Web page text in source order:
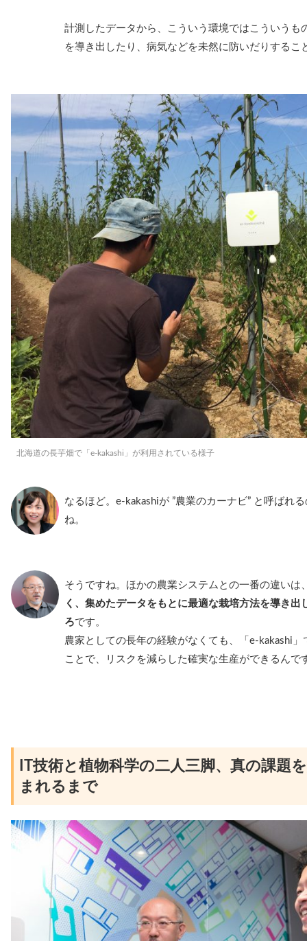
計測したデータから、こういう環境ではこういうも
を導き出したり、病気などを未然に防いだりするこ
北海道の長芋畑で「e-kakashi」が利用されている様子
なるほど。e-kakashiが ”農業のカーナビ” と呼ばれ
ね。
そうですね。ほかの農業システムとの一番の違いは
く、集めたデータをもとに最適な栽培方法を導き
ろです。
農家としての長年の経験がなくても、「e-kakashi
ことで、リスクを減らした確実な生産ができるんで
IT技術と植物科学の二人三脚、真の課題
まれるまで